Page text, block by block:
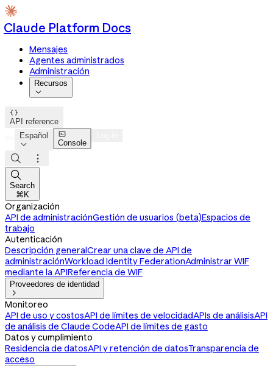
Claude Platform Docs
Mensajes
Agentes administrados
Administración
Recursos


API reference
Español


Console



Search
⌘K
Organización
API de administraciónGestión de usuarios (beta)Espacios de
trabajo
Autenticación
Descripción generalCrear una clave de API de
administraciónWorkload Identity FederationAdministrar WIF
mediante la APIReferencia de WIF
Proveedores de identidad

Monitoreo
API de uso y costosAPI de límites de velocidadAPIs de análisisAPI
de análisis de Claude CodeAPI de límites de gasto
Datos y cumplimiento
Residencia de datosAPI y retención de datosTransparencia de
acceso